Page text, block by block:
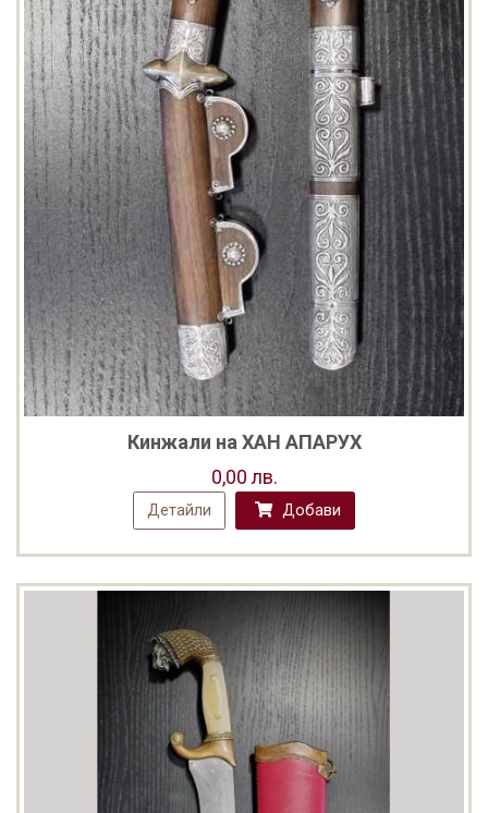
Кинжали на ХАН АПАРУХ
0,00 лв.
Детайли Добави